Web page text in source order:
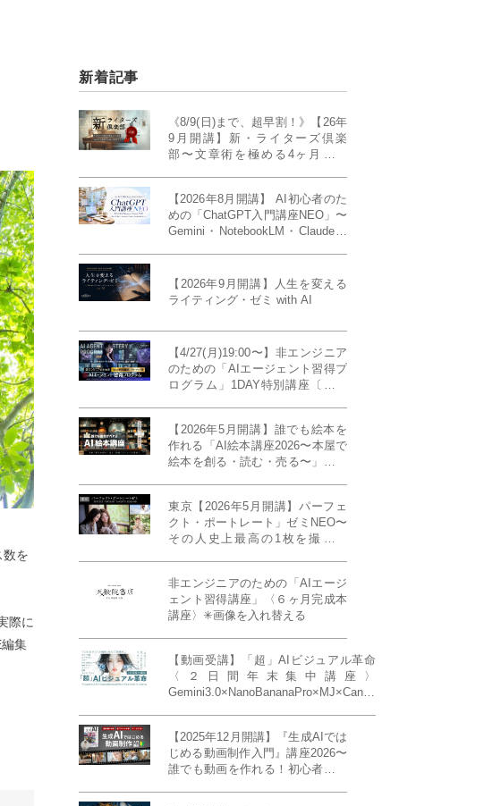
数を
際に
集
新着記事
《8/9(日)まで、超早割！》【26年
9月開講】新・ライターズ倶楽
部〜文章術を極める4ヶ月講義
【2026年8月開講】 AI初心者のた
めの「ChatGPT入門講座NEO」〜
Gemini・NotebookLM・Claudeま
座〕
【2026年9月開講】人生を変える
ライティング・ゼミ with AI
【4/27(月)19:00〜】非エンジニア
のための「AIエージェント習得プ
ログラム」1DAY特別講座〔パワ
【2026年5月開講】誰でも絵本を
作れる「AI絵本講座2026〜本屋で
絵本を創る・読む・売る〜」イン
20名限定》
東京【2026年5月開講】パーフェ
クト・ポートレート」ゼミNEO〜
その人史上最高の1枚を撮る！
催）」《初参加大歓迎／12名限
定》
非エンジニアのための「AIエージ
ェント習得講座」〈６ヶ月完成本
講座〉✳︎画像を入れ替える
【動画受講】「超」AIビジュアル革命
〈２日間年末集中講座〉
Gemini3.0×NanoBananaPro×MJ×Canva
【2025年12月開講】『生成AIでは
じめる動画制作入門』講座2026〜
誰でも動画を作れる！初心者から